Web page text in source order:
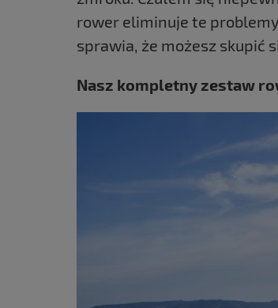
rower eliminuje te
sprawia, że możesz skupić
Nasz kompletny zestaw